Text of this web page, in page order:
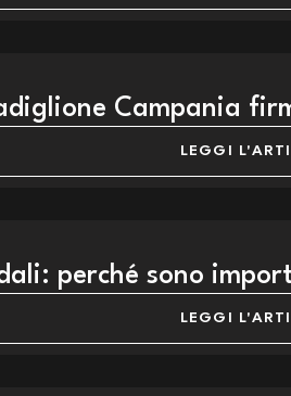
Campania
LEGGI
perché sono
LEGGI